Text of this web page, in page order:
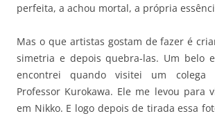
perfeita, a achou mortal, a própria
Mas o que artistas gostam de fazer é
simetria e depois quebra-las. Um belo
encontrei quando visitei um colega
Professor Kurokawa. Ele me levou para
em Nikko. E logo depois de tirada essa